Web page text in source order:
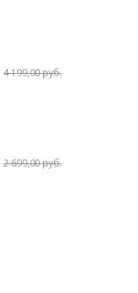
4 199,00 руб.
2 699,00 руб.